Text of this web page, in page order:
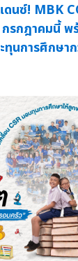
นซ์! MBK
รกฎาคมนี้ พ
นการศึกษา